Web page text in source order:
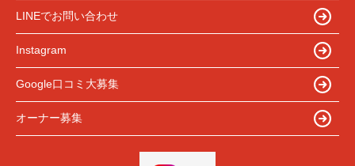
LINEでお問い合わせ
Instagram
Google口コミ大募集
オーナー募集